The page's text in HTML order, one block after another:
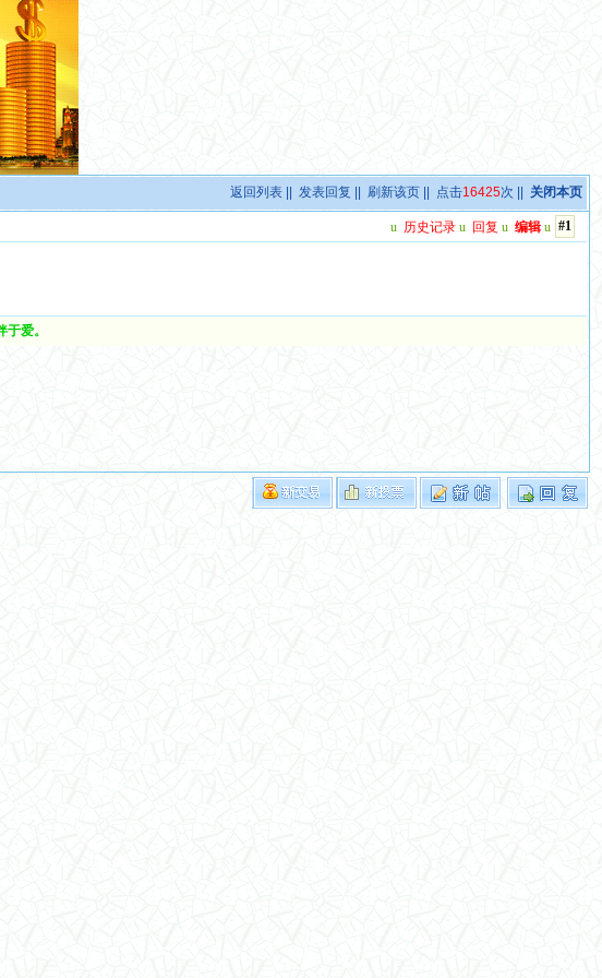
返回列表 ||发表回复 ||刷新该页 || 点击16425次 || 关闭本页
#1
u 历史记录 u 回复 u 编辑 u
爱。